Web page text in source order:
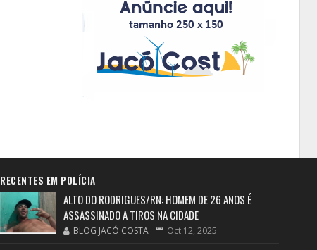
RECENTES EM POLÍCIA
ALTO DO RODRIGUES/RN: HOMEM DE 26 ANOS É
ASSASSINADO A TIROS NA CIDADE
BLOG JACÓ COSTA Oct 12, 2025